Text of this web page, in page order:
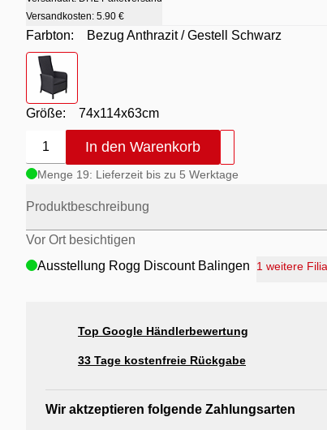
Versandkosten: 5.90 €
Farbton:
Bezug Anthrazit / Gestell Schwarz
Farbton
Größe: 74x114x63cm
1 In den Warenkorb
Menge 19: Lieferzeit bis zu 5 Werktage
Produktbeschreibung
Vor Ort besichtigen
Ausstellung Rogg Discount Balingen
Ausstellung Rogg & Roll Reutlingen
Ausstellung Möbel Rogg Reutlingen
1 weitere
Top Google Händlerbewertung
33 Tage kostenfreie Rückgabe
Wir aktzeptieren folgende Zahlungsarten